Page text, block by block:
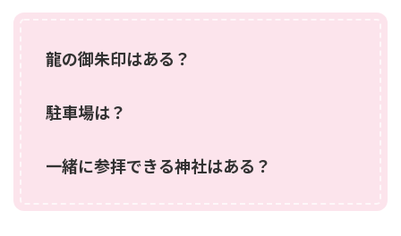
龍の御朱印はある？
駐車場は？
一緒に参拝できる神社はある？